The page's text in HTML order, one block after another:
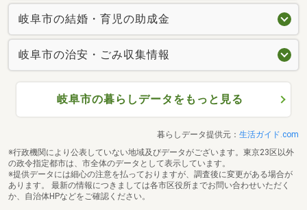
岐阜市の結婚・育児の助成金
岐阜市の治安・ごみ収集情報
岐阜市の暮らしデータをもっと見る
暮らしデータ提供元： 生活ガイド.com
※行政機関により公表していない地域及びデータがございます。東京23区以外
の政令指定都市は、市全体のデータとして表示しています。
※提供データには細心の注意を払っておりますが、調査後に変更がある場合が
あります。 最新の情報につきましては各市区役所までお問い合わせいただく
か、自治体HPなどをご確認ください。